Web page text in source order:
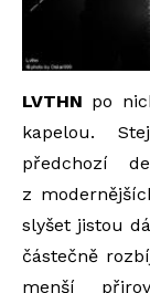
LVTHN po
kapelou.
předchozí
z
slyšet jistou
částečně
menší